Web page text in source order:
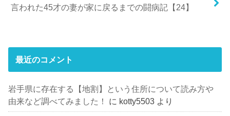
言われた45才の妻が家に戻るまでの闘病記【24】
最近のコメント
岩手県に存在する【地割】という住所について読み方や
由来など調べてみました！
に kotty5503 より